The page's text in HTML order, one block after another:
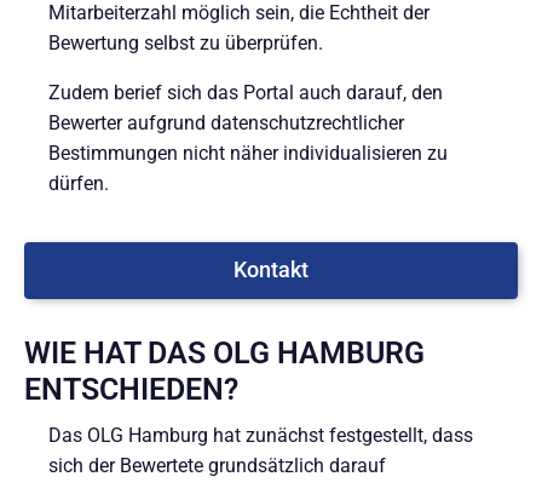
Mitarbeiterzahl möglich sein, die Echtheit der
Bewertung selbst zu überprüfen.
Zudem berief sich das Portal auch darauf, den
Bewerter aufgrund datenschutzrechtlicher
Bestimmungen nicht näher individualisieren zu
dürfen.
Kontakt
WIE HAT DAS OLG HAMBURG
ENTSCHIEDEN?
Das OLG Hamburg hat zunächst festgestellt, dass
sich der Bewertete grundsätzlich darauf